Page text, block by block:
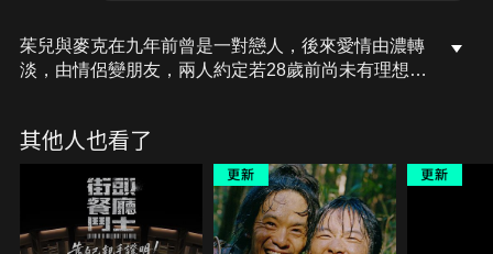
茱兒與麥克在九年前曾是一對戀人，後來愛情由濃轉
淡，由情侶變朋友，兩人約定若28歲前尚未有理想對
娘，茱兒頓時發覺自己錯過了好男人，當下決定要搶
回新郎。
其他人也看了